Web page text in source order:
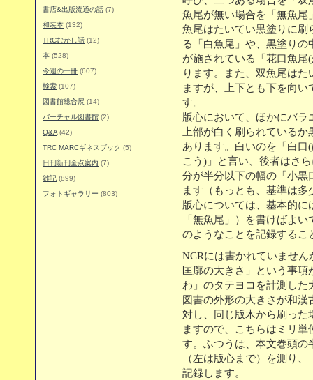
書店&出版流通の話 (7)
和装本 (132)
TRCむかし話 (12)
本 (528)
今週の一冊 (607)
検索 (107)
図書館総合展 (14)
バーチャル図書館 (2)
Q&A (42)
TRC MARCギネスブック (5)
日刊新刊全点案内 (7)
雑記 (899)
フォトギャラリー (803)
魚尾が無い場合を「無魚尾
魚尾はたいてい黒塗りに刷
る「白魚尾」や、黒塗り
が施されている「花口魚
ります。また、双魚尾は
ますが、上下とも下を向
す。
版心において、ほかにバ
上部が白く刷られている
あります。白いのを「白
こう)」と言い、後者はさ
分が半分以下の幅の「小黒
ます（もっとも、基準は多
版心については、基本的
「無魚尾」）を書けばよ
のようなことを記録するこ
NCRには書かれていませ
匡廓の大きさ」という事
わ」のタテヨコを計測した
図書の外形の大きさが和
対し、同じ版木から刷った
ますので、こちらはミリ
す。ふつうは、本文巻頭の
（左は版心まで）を測り
記録します。